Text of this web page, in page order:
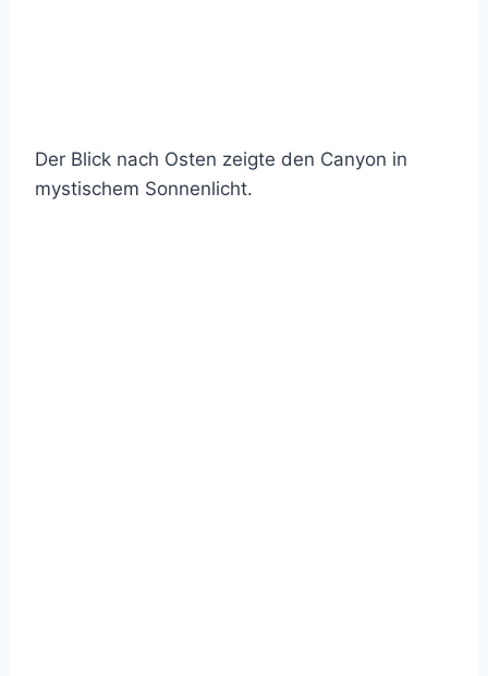
Der Blick nach Osten zeigte den Canyon in
mystischem Sonnenlicht.